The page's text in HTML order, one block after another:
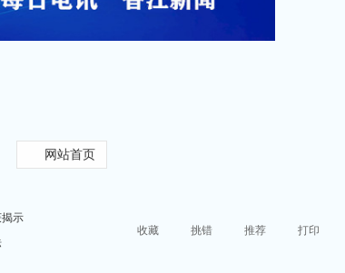
网站首页
示
收藏 挑错 推荐 打印